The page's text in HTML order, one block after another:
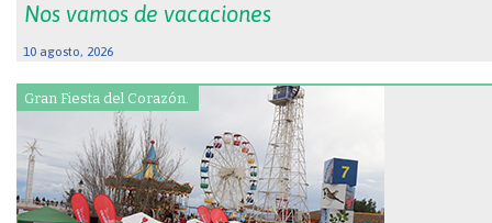
Nos vamos de vacaciones
10 agosto, 2026
Gran Fiesta del Corazón.